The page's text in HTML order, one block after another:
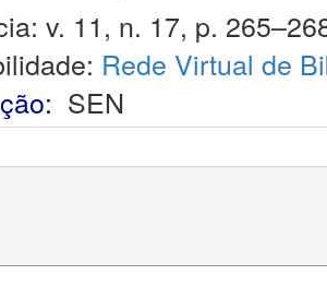
v. 11, n. 17, p.
Rede Virtual de
SEN